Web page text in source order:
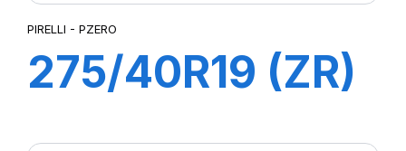
PIRELLI - PZERO
275/40R19 (ZR)